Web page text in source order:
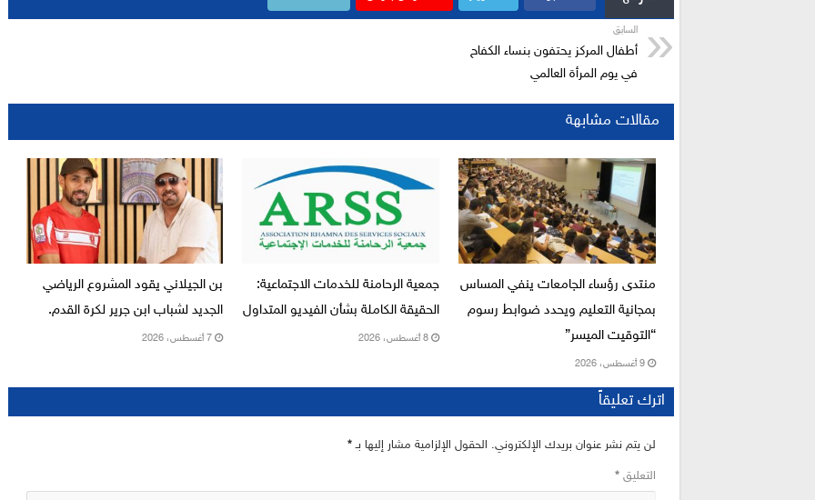
السابق
أطفال المركز يحتفون بنساء الكفاح
في يوم المرأة العالمي
مقالات مشابهة
منتدى رؤساء الجامعات ينفي المساس
بمجانية التعليم ويحدد ضوابط رسوم
“التوقيت الميسر”
9 أغسطس، 2026
جمعية الرحامنة للخدمات الاجتماعية:
الحقيقة الكاملة بشأن الفيديو المتداول
8 أغسطس، 2026
بن الجيلاني يقود المشروع الرياضي
الجديد لشباب ابن جرير لكرة القدم.
7 أغسطس، 2026
اترك تعليقاً
لن يتم نشر عنوان بريدك الإلكتروني. الحقول الإلزامية مشار إليها بـ*
التعليق*